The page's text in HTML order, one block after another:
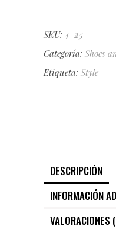
SKU:4-25
Categoría: Shoes
Etiqueta: Style
DESCRIPCIÓN
INFORMACIÓN
VALORACIONES